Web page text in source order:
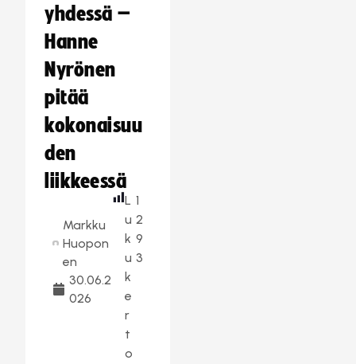
yhdessä –
Hanne
Nyrönen
pitää
kokonaisuu
den
liikkeessä
Markku
Huopon
en
30.06.2
026
L
u
k
u
k
e
r
t
o
1
2
9
3